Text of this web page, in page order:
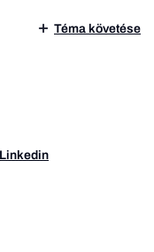
Téma követése
Linkedin